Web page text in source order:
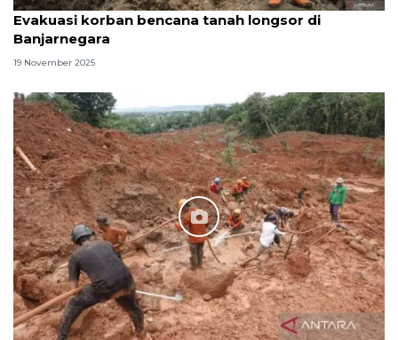
Evakuasi korban bencana tanah longsor di
Banjarnegara
19 November 2025